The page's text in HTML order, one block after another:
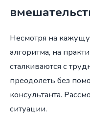
Несмотря на
алгоритма, на
сталкиваются с
преодолеть без
консультанта.
ситуации.